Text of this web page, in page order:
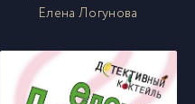
Елена Логунова